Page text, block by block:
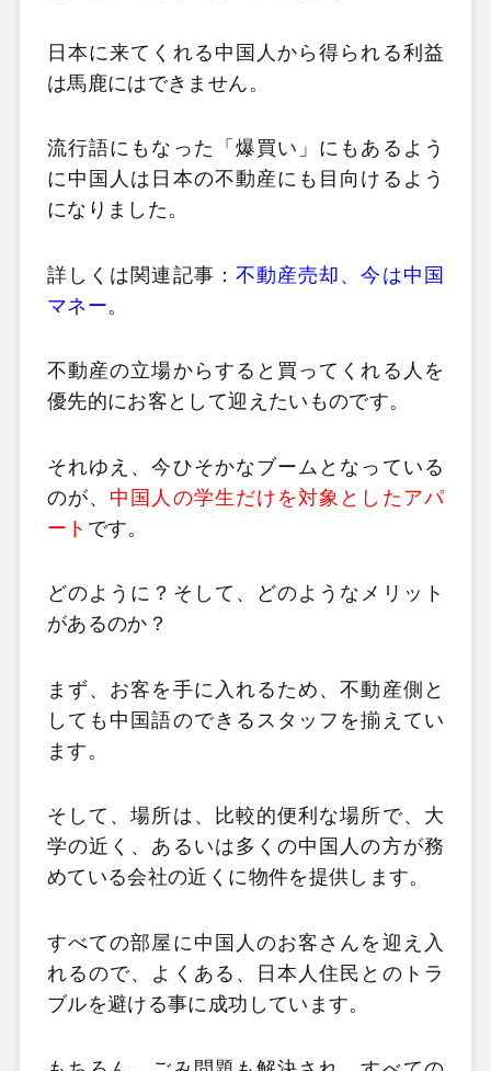
日本に来てくれる中国人から得られる利益
は馬鹿にはできません。
流行語にもなった「爆買い」にもあるよう
に中国人は日本の不動産にも目向けるよう
になりました。
詳しくは関連記事： 不動産売却、今は中国
マネー。
不動産の立場からすると買ってくれる人を
優先的にお客として迎えたいものです。
それゆえ、今ひそかなブームとなっている
のが、 中国人の学生だけを対象としたアパ
ート です。
どのように？そして、どのようなメリット
があるのか？
まず、お客を手に入れるため、不動産側と
しても中国語のできるスタッフを揃えてい
ます。
そして、場所は、比較的便利な場所で、大
学の近く、あるいは多くの中国人の方が務
めている会社の近くに物件を提供します。
すべての部屋に中国人のお客さんを迎え入
れるので、よくある、日本人住民とのトラ
ブルを避ける事に成功しています。